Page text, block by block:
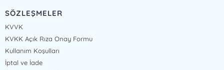
SÖZLEŞMELER
KVVK
KVKK Açık Rıza Onay Formu
Kullanım Koşulları
İptal ve İade